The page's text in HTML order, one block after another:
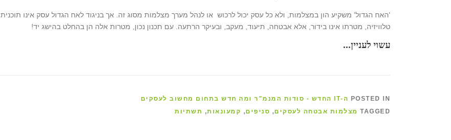
'האח הגדול' משקיע הון במצלמות, ולא כל עסק יכול לרכוש או לנהל מערך מצלמות מסוג זה. אך בניגוד לאח הגדול עסק אינו תוכנית
טלוויזיה, מטרתו אינו בידור, אלא אבטחה, תיעוד, מעקב, ובעיקר הרתעה. עם תכנון נכון, מטרות אלה הן בהחלט בהישג יד!
עשוי לעניין...
POSTED IN ה-IT החדש - סודות המנמ"ר ומה חדש בתחום מחשוב לעסקים
TAGGED מצלמות אבטחה לעסקים, סניפים, קמעונאות, תשתיות